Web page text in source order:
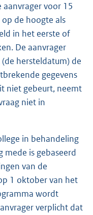
aanvrager voor 15
de hoogte als
in het eerste of
De aanvrager
hersteldatum) de
gegevens
niet gebeurt, neemt
niet in
in behandeling
mede is gebaseerd
van de
1 oktober van het
wordt
verplicht dat